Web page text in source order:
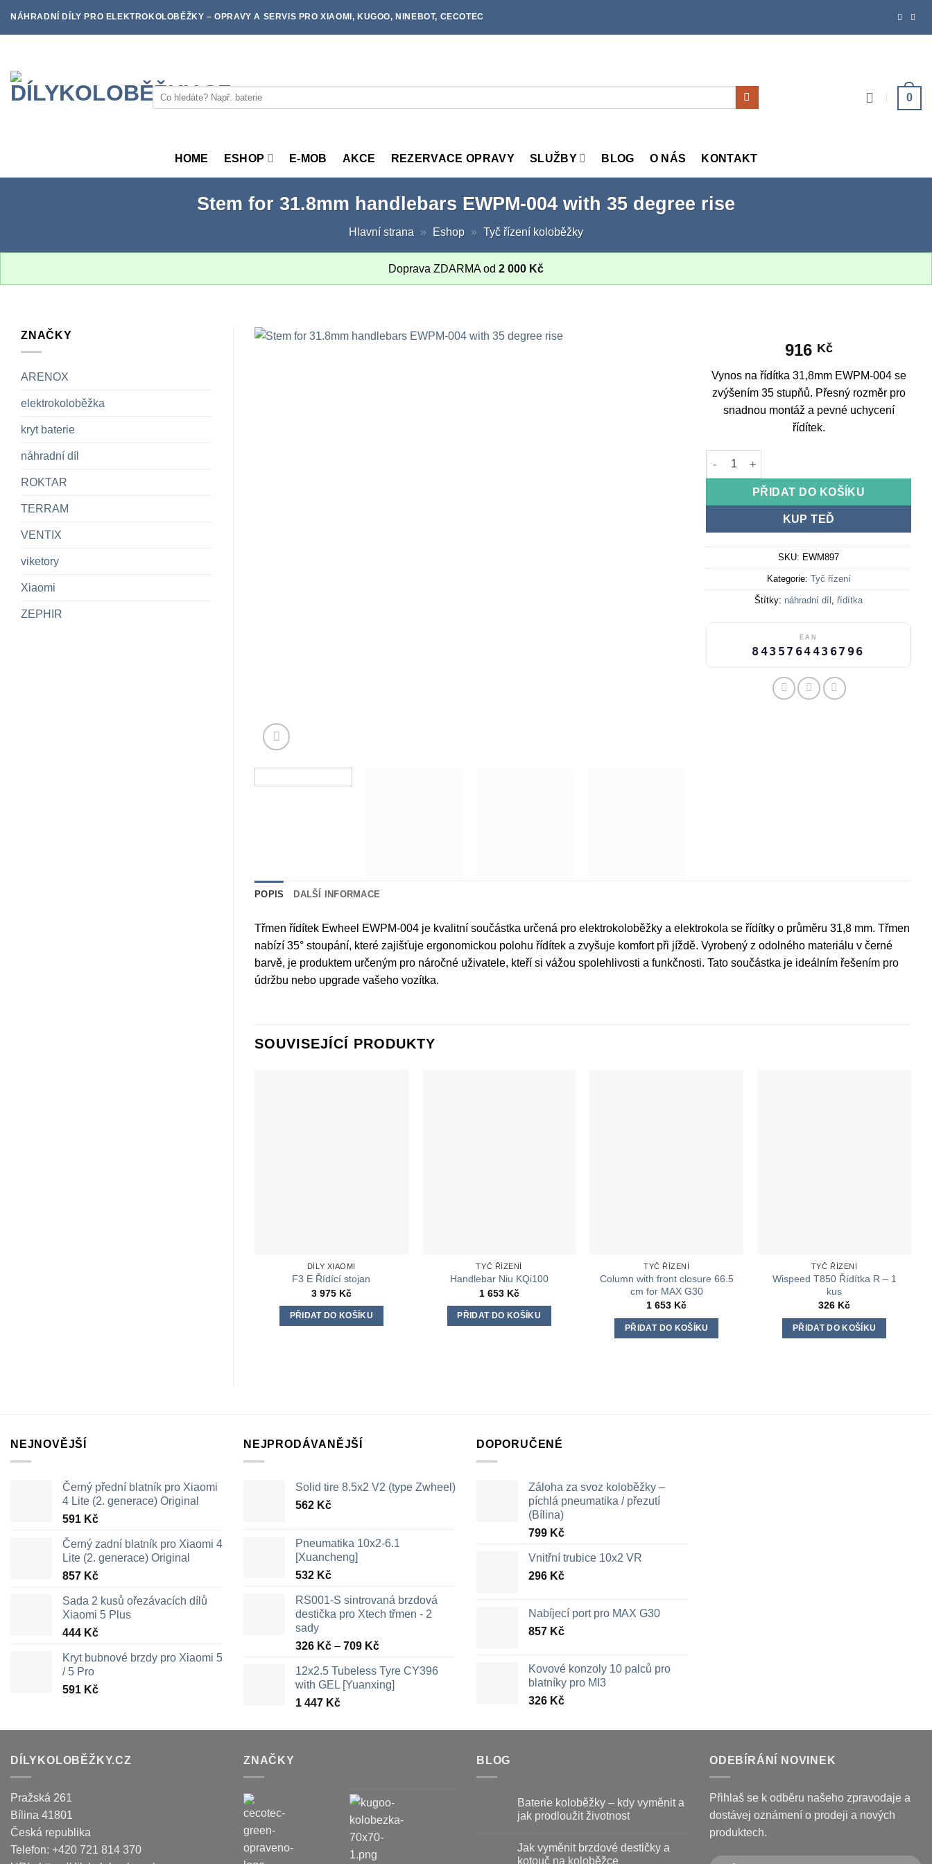
NÁHRADNÍ DÍLY PRO ELEKTROKOLOBĚŽKY – OPRAVY A SERVIS PRO XIAOMI, KUGOO, NINEBOT, CECOTEC
Hledat: 0
HOME ESHOP E-MOB AKCE REZERVACE OPRAVY SLUŽBY BLOG O NÁS KONTAKT
Stem for 31.8mm handlebars EWPM-004 with 35 degree rise
Hlavní strana » Eshop » Tyč řízení koloběžky
Doprava ZDARMA od 2 000 Kč
ZNAČKY
ARENOX
elektrokoloběžka
kryt baterie
náhradní díl
ROKTAR
TERRAM
VENTIX
viketory
Xiaomi
ZEPHIR
916 Kč
Vynos na řídítka 31,8mm EWPM-004 se
zvýšením 35 stupňů. Přesný rozměr pro
snadnou montáž a pevné uchycení
řídítek.
Stem for 31.8mm handlebars EWPM-004 with
PŘIDAT DO KOŠÍKU
KUP TEĎ
SKU: EWM897
Kategorie: Tyč řízení
Štítky: náhradní díl ,řídítka
EAN
8435764436796
POPIS DALŠÍ INFORMACE
Třmen řídítek Ewheel EWPM-004 je kvalitní součástka určená pro elektrokoloběžky a elektrokola se řídítky o průměru 31,8 mm. Třmen
nabízí 35° stoupání, které zajišťuje ergonomickou polohu řídítek a zvyšuje komfort při jíždě. Vyrobený z odolného materiálu v černé
barvě, je produktem určeným pro náročné uživatele, kteří si vážou spolehlivosti a funkčnosti. Tato součástka je ideálním řešením pro
údržbu nebo upgrade vašeho vozítka.
SOUVISEJÍCÍ PRODUKTY
DÍLY XIAOMI
F3 E Řídící stojan
3 975 Kč
PŘIDAT DO KOŠÍKU
TYČ ŘÍZENÍ
Handlebar Niu KQi100
1 653 Kč
PŘIDAT DO KOŠÍKU
TYČ ŘÍZENÍ
Column with front closure 66.5
cm for MAX G30
1 653 Kč
PŘIDAT DO KOŠÍKU
TYČ ŘÍZENÍ
Wispeed T850 Řídítka R – 1
kus
326 Kč
PŘIDAT DO KOŠÍKU
NEJNOVĚJŠÍ
Černý přední blatník pro Xiaomi
4 Lite (2. generace) Original
591 Kč
Černý zadní blatník pro Xiaomi 4
Lite (2. generace) Original
857 Kč
Sada 2 kusů ořezávacích dílů
Xiaomi 5 Plus
444 Kč
Kryt bubnové brzdy pro Xiaomi 5
/ 5 Pro
591 Kč
NEJPRODÁVANĚJŠÍ
Solid tire 8.5x2 V2 (type Zwheel)
562 Kč
Pneumatika 10x2-6.1
[Xuancheng]
532 Kč
RS001-S sintrovaná brzdová
destička pro Xtech třmen - 2
sady
326 Kč – 709 KčRozpětí
326 Kč
až
12x2.5 Tubeless Tyre CY396
with GEL [Yuanxing]
1 447 Kč
DOPORUČENÉ
Záloha za svoz koloběžky –
píchlá pneumatika / přezutí
(Bílina)
799 Kč
Vnitřní trubice 10x2 VR
296 Kč
Nabíjecí port pro MAX G30
857 Kč
Kovové konzoly 10 palců pro
blatníky pro MI3
326 Kč
DÍLYKOLOBĚŽKY.CZ
Pražská 261
Bílina 41801
Česká republika
Telefon: +420 721 814 370
ZNAČKY BLOG
Baterie koloběžky – kdy vyměnit a
jak prodloužit životnost
textu
Jak vyměnit brzdové destičky a
kotouč na koloběžce
ODEBÍRÁNÍ NOVINEK
Přihlaš se k odběru našeho zpravodaje a
dostávej oznámení o prodeji a nových
produktech.